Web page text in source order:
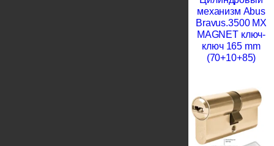
механизм Abus
Bravus.3500 MX
MAGNET ключ-
ключ 165 mm
(70+10+85)